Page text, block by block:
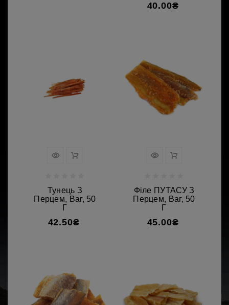
40.00₴
Тунець З
Перцем, Ваг, 50
Г
42.50₴
Філе ПУТАСУ З
Перцем, Ваг, 50
Г
45.00₴